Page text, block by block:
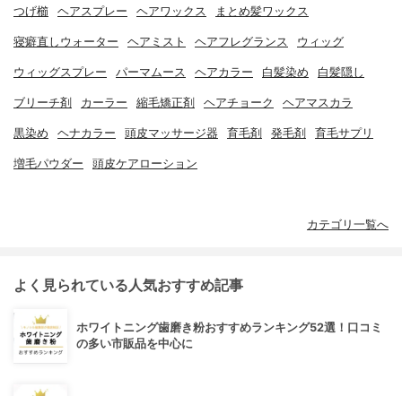
つげ櫛 ヘアスプレー ヘアワックス まとめ髪ワックス
寝癖直しウォーター ヘアミスト ヘアフレグランス ウィッグ
ウィッグスプレー パーマムース ヘアカラー 白髪染め 白髪隠し
ブリーチ剤 カーラー 縮毛矯正剤 ヘアチョーク ヘアマスカラ
黒染め ヘナカラー 頭皮マッサージ器 育毛剤 発毛剤 育毛サプリ
増毛パウダー 頭皮ケアローション
カテゴリ一覧へ
よく見られている人気おすすめ記事
ホワイトニング歯磨き粉おすすめランキング52選！口コミ
の多い市販品を中心に